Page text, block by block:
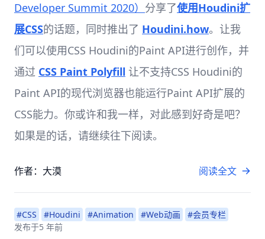
Developer Summit 2020） 分享了使用Houdini扩
展CSS的话题，同时推出了 Houdini.how。让我
们可以使用CSS Houdini的Paint API进行创作，并
通过 CSS Paint Polyfill 让不支持CSS Houdini的
Paint API的现代浏览器也能运行Paint API扩展的
CSS能力。你或许和我一样，对此感到好奇是吧？
如果是的话，请继续往下阅读。
作者：大漠 阅读全文
#CSS #Houdini #Animation #Web动画
#会员专栏
发布于5 年前